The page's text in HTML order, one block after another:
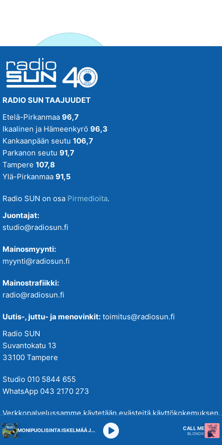
RADIO SUN TAAJUUDET
Etelä-Pirkanmaa 96,7
Ikaalinen ja Hämeenkyrö 96,3
Kankaanpään seutu 106,7
Parkanon seutu 91,7
Tampere 107,8
Ylä-Pirkanmaa 91,5
Radio SUN on osa Pirmedioita.
Juontajat:
studio@radiosun.fi
Mainosmyynti:
myynti@radiosun.fi
Mainostrafiikki:
radio@radiosun.fi
Uutis-, juttu- ja menovinkit: toimitus@radiosun.fi
Radio SUN
Suvantokatu 13
33100 Tampere
Studio 010 5844 655
WhatsApp 043 2170 273
Verkkopalvelussamme käytetään evästeitä käyttökokemuksen
parantamiseksi. Tutustu tietosuojakäytäntöihimme
täällä.
MONIPUOLISINTA ISKELMÄÄ JA PARASTA POPPIA CALL ME
BLONDIE